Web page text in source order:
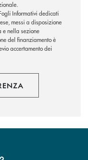
Informativi dedicati
messi a disposizione
nella sezione
del finanziamento è
accertamento dei